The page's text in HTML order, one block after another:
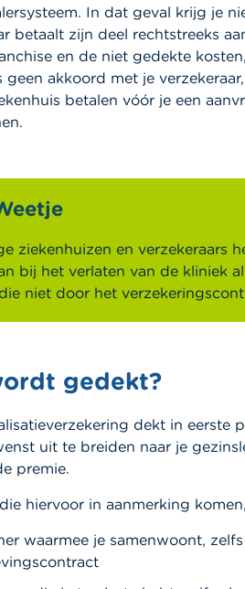
In dat geval krijg je
betaalt zijn deel rechtstreeks
en de niet gedekte
geen akkoord met je
betalen vóór je een
ziekenhuizen en verzekeraars
bij het verlaten van de kliniek
niet door het
gedekt?
dekt in eerste
uit te breiden naar je
premie.
hiervoor in aanmerking
waarmee je samenwoont,